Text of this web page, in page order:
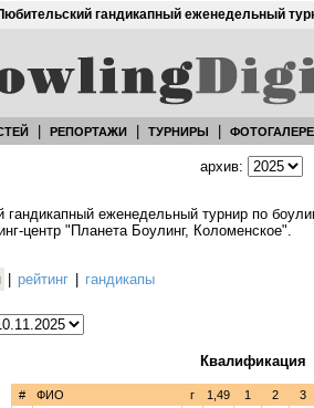
гандикапный еженедельный
РЕПОРТАЖИ ТУРНИРЫ
архив:
гандикапный еженедельный турнир по
центр "Планета Боулинг, Коломенское".
рейтинг гандикапы
Квалификация
# ФИО г 1,49 1 2
3